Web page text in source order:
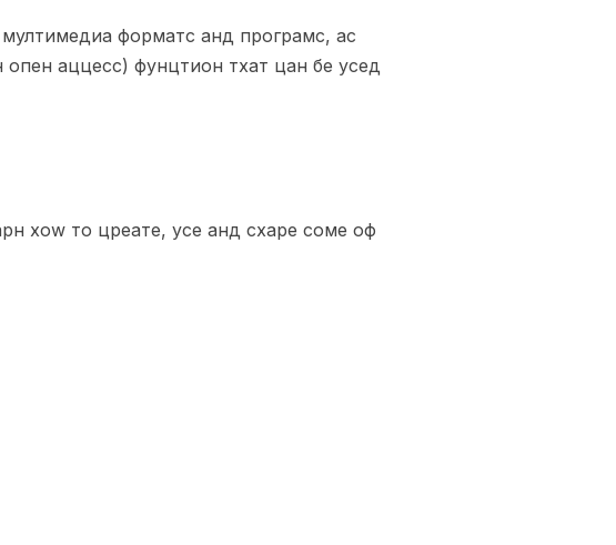
форматс анд програмс, ас
аццесс) фунцтион тхат цан бе усед
хоw то цреате, усе анд схаре соме оф